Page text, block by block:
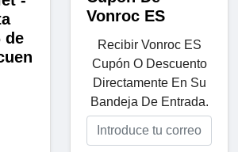
de
Vonroc ES
Recibir Vonroc ES
Cupón O Descuento
Directamente En Su
Bandeja De Entrada.